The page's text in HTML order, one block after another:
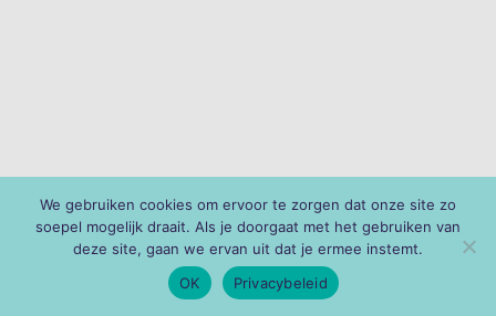
We gebruiken cookies om ervoor te zorgen dat onze site zo
soepel mogelijk draait. Als je doorgaat met het gebruiken van
deze site, gaan we ervan uit dat je ermee instemt.
OK
Privacybeleid